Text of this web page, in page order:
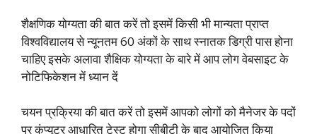
शैक्षणिक योग्यता की बात करें तो इसमें किसी भी मान्यता प्राप्त
विश्वविद्यालय से न्यूनतम 60 अंकों के साथ स्नातक डिग्री पास होना
चाहिए इसके अलावा शैक्षिक योग्यता के बारे में आप लोग वेबसाइट के
नोटिफिकेशन में ध्यान दें
चयन प्रक्रिया की बात करें तो इसमें आपको लोगों को मैनेजर के पदों
पर कंप्यूटर आधारित टेस्ट होगा सीबीटी के बाद आयोजित किया